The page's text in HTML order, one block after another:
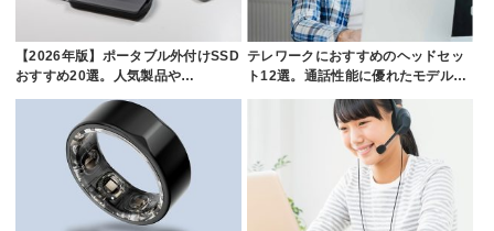
【2026年版】ポータブル外付けSSD
おすすめ20選。人気製品や…
テレワークにおすすめのヘッドセッ
ト12選。通話性能に優れたモデル…